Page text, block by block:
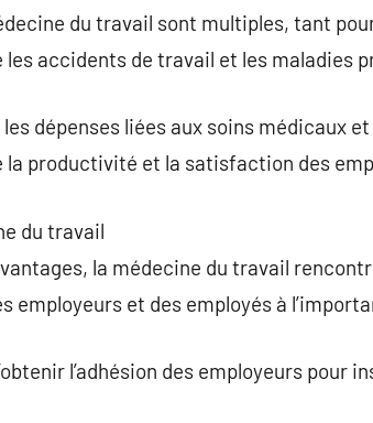
du travail sont multiples, tant
accidents de travail et les maladies
dépenses liées aux soins médicaux
la productivité et la satisfaction des
du travail
la médecine du travail
employeurs et des employés à
l’adhésion des employeurs pour